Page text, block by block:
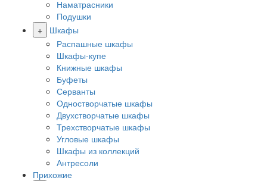
Наматрасники
Подушки
+
Шкафы
Распашные шкафы
Шкафы-купе
Книжные шкафы
Буфеты
Серванты
Одностворчатые шкафы
Двухстворчатые шкафы
Трехстворчатые шкафы
Угловые шкафы
Шкафы из коллекций
Антресоли
Прихожие